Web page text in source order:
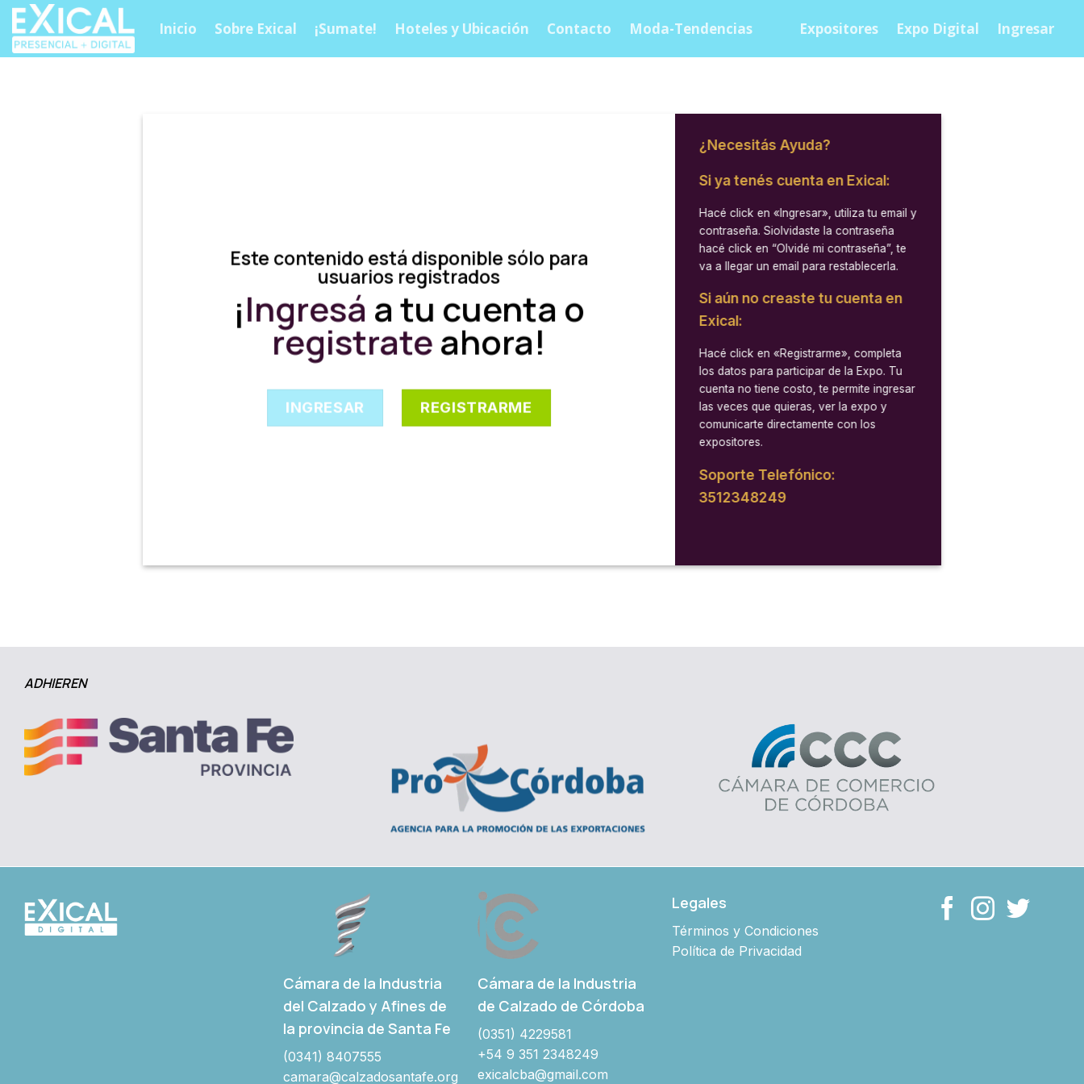
Skip
content
Inicio Sobre Exical ¡Sumate! Hoteles y Ubicación Contacto Moda-Tendencias Expositores Expo Digital Ingresar
Este contenido está disponible sólo para
usuarios registrados
¡Ingresá a tu cuenta o
registrateahora!
INGRESAR REGISTRARME
¿Necesitás Ayuda?
Si ya tenés cuenta en Exical:
Hacé click en «Ingresar», utiliza tu email y
contraseña. Siolvidaste la contraseña
hacé click en “Olvidé mi contraseña”, te
va a llegar un email para restablecerla.
Si aún no creaste tu cuenta en
Exical:
Hacé click en «Registrarme», completa
los datos para participar de la Expo. Tu
cuenta no tiene costo, te permite ingresar
las veces que quieras, ver la expo y
comunicarte directamente con los
expositores.
Soporte Telefónico:
3512348249
ADHIEREN
Cámara de la Industria
del Calzado y Afines de
la provincia de Santa Fe
(0341) 8407555
camara@calzadosantafe.org
Cámara de la Industria
de Calzado de Córdoba
(0351) 4229581
+54 9 351 2348249
exicalcba@gmail.com
Legales
Términos y Condiciones
Política de Privacidad